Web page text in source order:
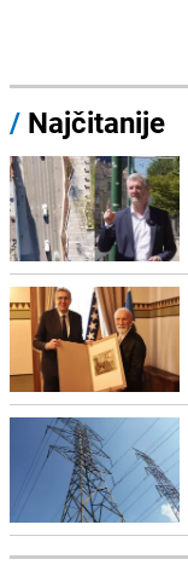
/ Najčitanije